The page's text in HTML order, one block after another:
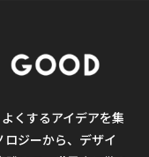
くするアイデアを集
ロジーから、デザイ